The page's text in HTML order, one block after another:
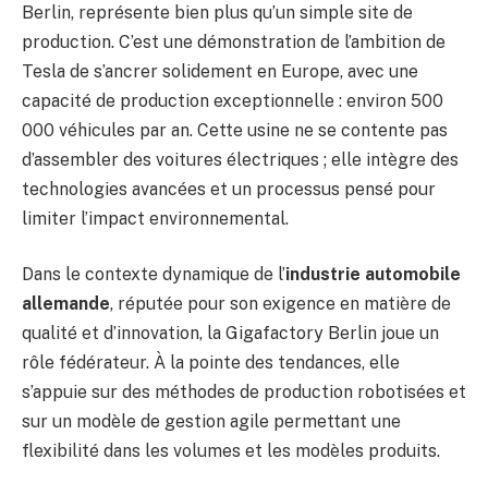
Berlin, représente bien plus qu’un simple site de
production. C’est une démonstration de l’ambition de
Tesla de s’ancrer solidement en Europe, avec une
capacité de production exceptionnelle : environ 500
000 véhicules par an. Cette usine ne se contente pas
d’assembler des voitures électriques ; elle intègre des
technologies avancées et un processus pensé pour
limiter l’impact environnemental.
Dans le contexte dynamique de l’industrie automobile
allemande, réputée pour son exigence en matière de
qualité et d’innovation, la Gigafactory Berlin joue un
rôle fédérateur. À la pointe des tendances, elle
s’appuie sur des méthodes de production robotisées et
sur un modèle de gestion agile permettant une
flexibilité dans les volumes et les modèles produits.